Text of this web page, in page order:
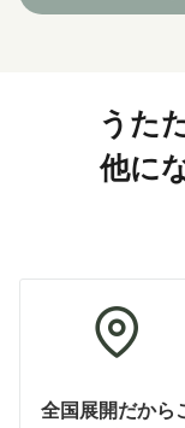
うた
他に
全国展開だから